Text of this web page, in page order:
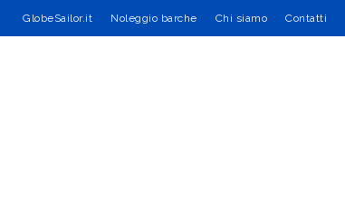
GlobeSailor.it Noleggio barche Chi siamo Contatti